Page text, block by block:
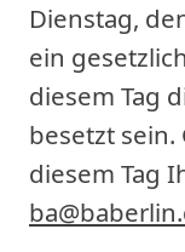
Dienstag,
ein
diesem Tag
besetzt sein.
diesem Tag